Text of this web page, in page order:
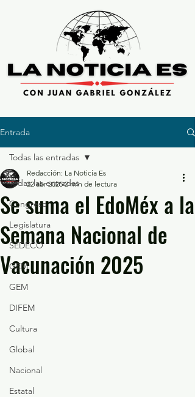
Entrada
Todas las entradas
Congreso
Legislatura
SEDECO
GEM
GEM
DIFEM
Cultura
Global
Nacional
Estatal
Todas las entradas
Se suma el EdoMéx a la
Semana Nacional de
Vacunación 2025
Redacción: La Noticia Es
22 abr 2025 2 min de lectura